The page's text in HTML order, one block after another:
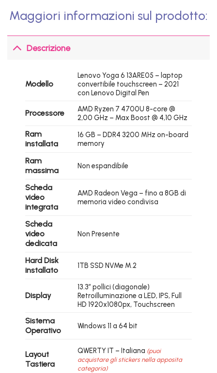
Maggiori informazioni sul prodotto:
Descrizione
Modello
Lenovo Yoga 6 13ARE05 – laptop
convertibile touchscreen – 2021
con Lenovo Digital Pen
Processore
AMD Ryzen 7 4700U 8-core @
2,00 GHz – Max Boost @ 4,10 GHz
Ram
installata
16 GB – DDR4 3200 MHz on-board
memory
Ram
massima
Non espandibile
Scheda
video
integrata
AMD Radeon Vega – fino a 8GB di
memoria video condivisa
Scheda
video
dedicata
Non Presente
Hard Disk
installato
1TB SSD NVMe M.2
Display
13.3″ pollici (diagonale)
Retroilluminazione a LED, IPS, Full
HD 1920x1080px, Touchscreen
Sistema
Operativo
Windows 11 a 64 bit
Layout
Tastiera
QWERTY IT – Italiana (puoi
acquistare gli stickers nella apposita
categoria)